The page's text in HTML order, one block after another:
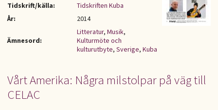
Tidskrift/källa:
Tidskriften Kuba
År:
2014
Ämnesord:
Litteratur, Musik,
Kulturmöte och
kulturutbyte, Sverige, Kuba
Vårt Amerika: Några milstolpar på väg till
CELAC